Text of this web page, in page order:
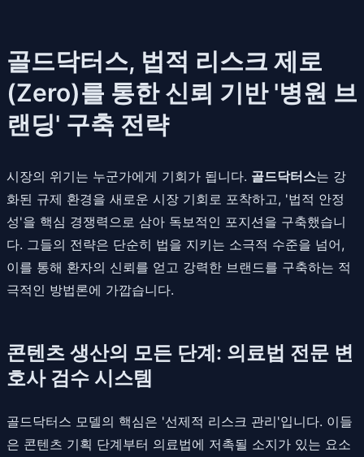
골드닥터스, 법적 리스크 제로
(Zero)를 통한 신뢰 기반 '병원 브
랜딩' 구축 전략
시장의 위기는 누군가에게 기회가 됩니다. 골드닥터스는 강
화된 규제 환경을 새로운 시장 기회로 포착하고, '법적 안정
성'을 핵심 경쟁력으로 삼아 독보적인 포지션을 구축했습니
다. 그들의 전략은 단순히 법을 지키는 소극적 수준을 넘어,
이를 통해 환자의 신뢰를 얻고 강력한 브랜드를 구축하는 적
극적인 방법론에 가깝습니다.
콘텐츠 생산의 모든 단계: 의료법 전문 변
호사 검수 시스템
골드닥터스 모델의 핵심은 '선제적 리스크 관리'입니다. 이들
은 콘텐츠 기획 단계부터 의료법에 저촉될 소지가 있는 요소